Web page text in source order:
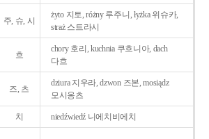
주, 슈, 시
żyto 지토, różny 루주니, łyżka 위슈카,
straż 스트라시
흐
chory 호리, kuchnia 쿠흐니아, dach
다흐
즈, 츠
dziura 지우라, dzwon 즈본, mosiądz
모시옹츠
치 niedźwiedź 니에치비에치